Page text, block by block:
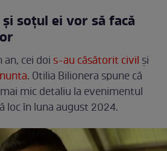
soțul ei vor să facă
cei doi s-au căsătorit civil și
nunta. Otilia Bilionera spune că
mic detaliu la evenimentul
loc în luna august 2024.